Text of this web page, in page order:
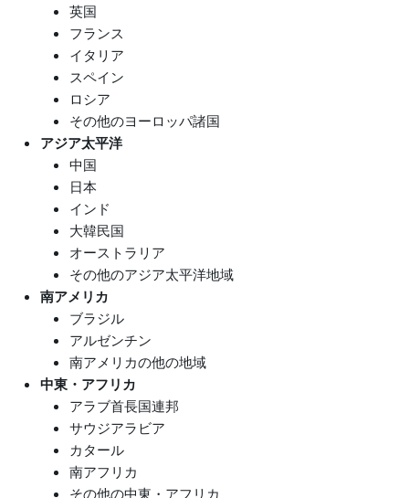
英国
フランス
イタリア
スペイン
ロシア
その他のヨーロッパ諸国
アジア太平洋
中国
日本
インド
大韓民国
オーストラリア
その他のアジア太平洋地域
南アメリカ
ブラジル
アルゼンチン
南アメリカの他の地域
中東・アフリカ
アラブ首長国連邦
サウジアラビア
カタール
南アフリカ